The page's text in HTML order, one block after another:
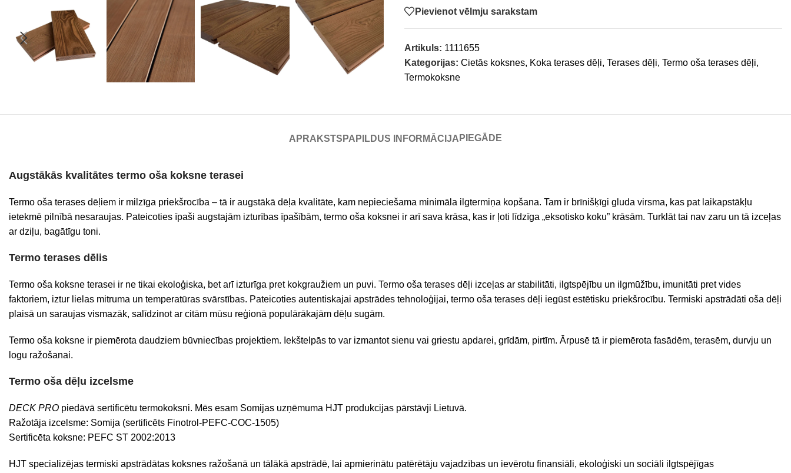
Pievienot vēlmju sarakstam
Artikuls: 1111655
Kategorijas: Cietās koksnes, Koka terases dēļi, Terases dēļi, Termo oša terases dēļi,
Termokoksne
APRAKSTS PAPILDUS INFORMĀCIJA PIEGĀDE
Augstākās kvalitātes termo oša koksne terasei
Termo oša terases dēļiem ir milzīga priekšrocība – tā ir augstākā dēļa kvalitāte, kam nepieciešama minimāla ilgtermiņa kopšana. Tam ir brīnišķīgi gluda virsma, kas pat laikapstākļu
ietekmē pilnībā nesaraujas. Pateicoties īpaši augstajām izturības īpašībām, termo oša koksnei ir arī sava krāsa, kas ir ļoti līdzīga „eksotisko koku” krāsām. Turklāt tai nav zaru un tā izceļas
ar dziļu, bagātīgu toni.
Termo terases dēlis
Termo oša koksne terasei ir ne tikai ekoloģiska, bet arī izturīga pret kokgraužiem un puvi. Termo oša terases dēļi izceļas ar stabilitāti, ilgtspējību un ilgmūžību, imunitāti pret vides
faktoriem, iztur lielas mitruma un temperatūras svārstības. Pateicoties autentiskajai apstrādes tehnoloģijai, termo oša terases dēļi iegūst estētisku priekšrocību. Termiski apstrādāti oša dēļi
plaisā un saraujas vismazāk, salīdzinot ar citām mūsu reģionā populārākajām dēļu sugām.
Termo oša koksne ir piemērota daudziem būvniecības projektiem. Iekštelpās to var izmantot sienu vai griestu apdarei, grīdām, pirtīm. Ārpusē tā ir piemērota fasādēm, terasēm, durvju un
logu ražošanai.
Termo oša dēļu izcelsme
DECK PRO piedāvā sertificētu termokoksni. Mēs esam Somijas uzņēmuma HJT produkcijas pārstāvji Lietuvā.
Ražotāja izcelsme: Somija (sertificēts Finotrol-PEFC-COC-1505)
Sertificēta koksne: PEFC ST 2002:2013
HJT specializējas termiski apstrādātas koksnes ražošanā un tālākā apstrādē, lai apmierinātu patērētāju vajadzības un ievērotu finansiāli, ekoloģiski un sociāli ilgtspējīgas